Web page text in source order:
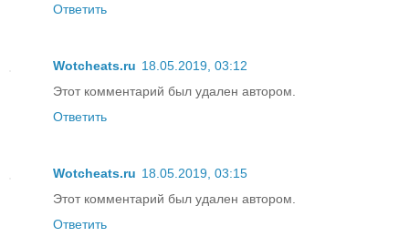
Ответить
Wotcheats.ru 18.05.2019, 03:12
Этот комментарий был удален автором.
Ответить
Wotcheats.ru 18.05.2019, 03:15
Этот комментарий был удален автором.
Ответить